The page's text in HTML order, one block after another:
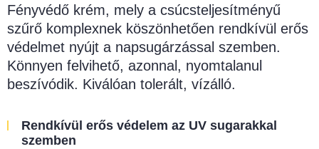
Fényvédő krém, mely a csúcsteljesítményű
szűrő komplexnek köszönhetően rendkívül erős
védelmet nyújt a napsugárzással szemben.
Könnyen felvihető, azonnal, nyomtalanul
beszívódik. Kiválóan tolerált, vízálló.
Rendkívül erős védelem az UV sugarakkal
szemben